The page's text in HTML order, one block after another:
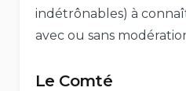
indétrônables) à
avec ou sans
Le Comté